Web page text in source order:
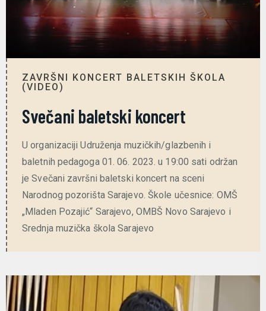
ZAVRŠNI KONCERT BALETSKIH ŠKOLA
(VIDEO)
Svečani baletski koncert
U organizaciji Udruženja muzičkih/glazbenih i
baletnih pedagoga 01. 06. 2023. u 19:00 sati održan
je Svečani završni baletski koncert na sceni
Narodnog pozorišta Sarajevo. Škole učesnice: OMŠ
„Mladen Pozajić“ Sarajevo, OMBŠ Novo Sarajevo i
Srednja muzička škola Sarajevo